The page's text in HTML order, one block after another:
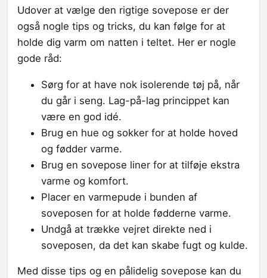
Udover at vælge den rigtige sovepose er der
også nogle tips og tricks, du kan følge for at
holde dig varm om natten i teltet. Her er nogle
gode råd:
Sørg for at have nok isolerende tøj på, når
du går i seng. Lag-på-lag princippet kan
være en god idé.
Brug en hue og sokker for at holde hoved
og fødder varme.
Brug en sovepose liner for at tilføje ekstra
varme og komfort.
Placer en varmepude i bunden af
soveposen for at holde fødderne varme.
Undgå at trække vejret direkte ned i
soveposen, da det kan skabe fugt og kulde.
Med disse tips og en pålidelig sovepose kan du